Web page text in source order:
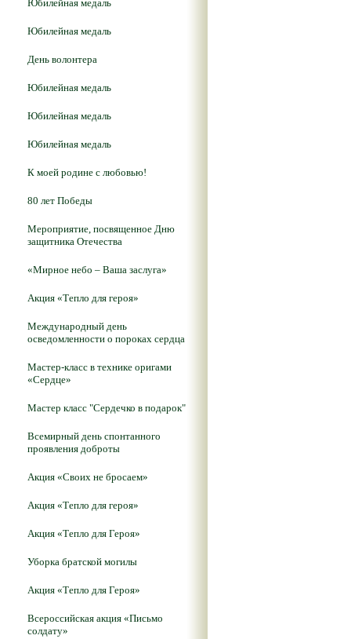
Юбилейная медаль
Юбилейная медаль
День волонтера
Юбилейная медаль
Юбилейная медаль
Юбилейная медаль
К моей родине с любовью!
80 лет Победы
Мероприятие, посвященное Дню
защитника Отечества
«Мирное небо – Ваша заслуга»
Акция «Тепло для героя»
Международный день
осведомленности о пороках сердца
Мастер-класс в технике оригами
«Сердце»
Мастер класс "Сердечко в подарок"
Всемирный день спонтанного
проявления доброты
Акция «Своих не бросаем»
Акция «Тепло для героя»
Акция «Тепло для Героя»
Уборка братской могилы
Акция «Тепло для Героя»
Всероссийская акция «Письмо
солдату»